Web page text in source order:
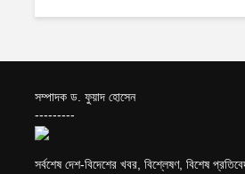
সম্পাদক ড. ফুয়াদ হোসেন
---------
সর্বশেষ দেশ-বিদেশের খবর, বিশ্লেষণ, বিশেষ